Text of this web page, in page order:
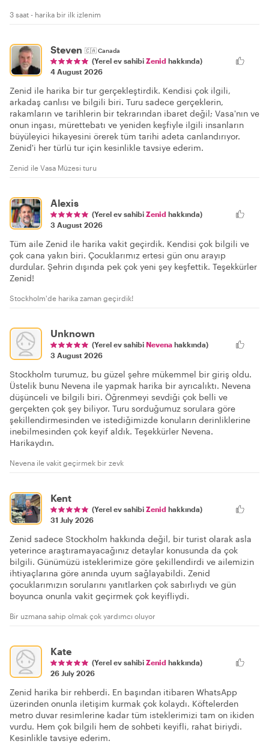
3 saat - harika bir ilk izlenim
Steven 🇨🇦Canada
(Yerel ev sahibi Zenid hakkında)
4 August 2026
Zenid ile harika bir tur gerçekleştirdik. Kendisi çok ilgili,
arkadaş canlısı ve bilgili biri. Turu sadece gerçeklerin,
rakamların ve tarihlerin bir tekrarından ibaret değil; Vasa'nın ve
onun inşası, mürettebatı ve yeniden keşfiyle ilgili insanların
büyüleyici hikayesini örerek tüm tarihi adeta canlandırıyor.
Zenid'i her türlü tur için kesinlikle tavsiye ederim.
Zenid ile Vasa Müzesi turu
Alexis
(Yerel ev sahibi Zenid hakkında)
3 August 2026
Tüm aile Zenid ile harika vakit geçirdik. Kendisi çok bilgili ve
çok cana yakın biri. Çocuklarımız ertesi gün onu arayıp
durdular. Şehrin dışında pek çok yeni şey keşfettik. Teşekkürler
Zenid!
Stockholm'de harika zaman geçirdik!
Unknown
(Yerel ev sahibi Nevena hakkında)
3 August 2026
Stockholm turumuz, bu güzel şehre mükemmel bir giriş oldu.
Üstelik bunu Nevena ile yapmak harika bir ayrıcalıktı. Nevena
düşünceli ve bilgili biri. Öğrenmeyi sevdiği çok belli ve
gerçekten çok şey biliyor. Turu sorduğumuz sorulara göre
şekillendirmesinden ve istediğimizde konuların derinliklerine
inebilmesinden çok keyif aldık. Teşekkürler Nevena.
Harikaydın.
Nevena ile vakit geçirmek bir zevk
Kent
(Yerel ev sahibi Zenid hakkında)
31 July 2026
Zenid sadece Stockholm hakkında değil, bir turist olarak asla
yeterince araştıramayacağınız detaylar konusunda da çok
bilgili. Günümüzü isteklerimize göre şekillendirdi ve ailemizin
ihtiyaçlarına göre anında uyum sağlayabildi. Zenid
çocuklarımızın sorularını yanıtlarken çok sabırlıydı ve gün
boyunca onunla vakit geçirmek çok keyifliydi.
Bir uzmana sahip olmak çok yardımcı oluyor
Kate
(Yerel ev sahibi Zenid hakkında)
26 July 2026
Zenid harika bir rehberdi. En başından itibaren WhatsApp
üzerinden onunla iletişim kurmak çok kolaydı. Köftelerden
metro duvar resimlerine kadar tüm isteklerimizi tam on ikiden
vurdu. Hem çok bilgili hem de sohbeti keyifli, rahat biriydi.
Kesinlikle tavsiye ederim.